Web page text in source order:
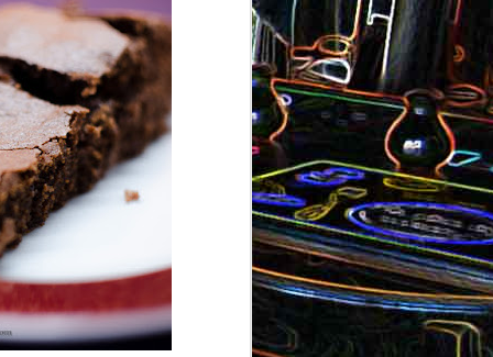
jambon Canistrelli aux amandes et
aux noisettes